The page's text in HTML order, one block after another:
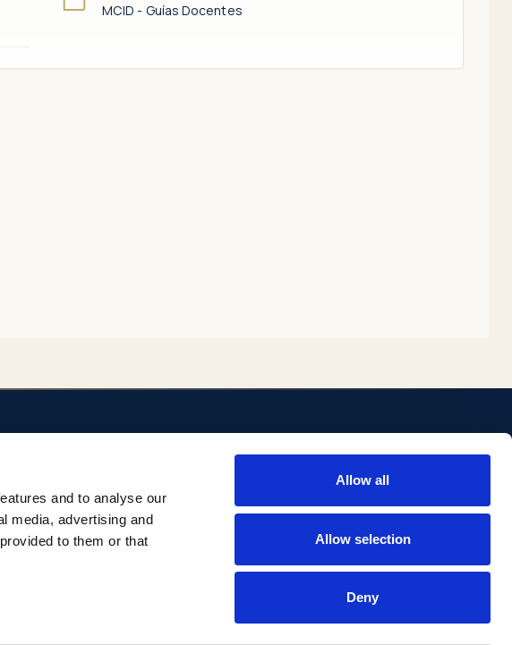
and to analyse our
media, advertising and
to them or that
Allow all
Allow selection
Deny
MCID - Guías Docentes
Investigación Comillas